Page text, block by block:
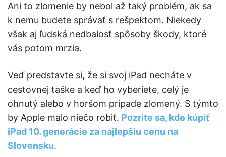
Ani to zlomenie by nebol až taký problém, ak sa
k nemu budete správať s rešpektom. Niekedy
však aj ľudská nedbalosť spôsoby škody, ktoré
vás potom mrzia.
Veď predstavte si, že si svoj iPad necháte v
cestovnej taške a keď ho vyberiete, celý je
ohnutý alebo v horšom prípade zlomený. S týmto
by Apple malo niečo robiť. Pozrite sa, kde kúpiť
iPad 10. generácie za najlepšiu cenu na
Slovensku.